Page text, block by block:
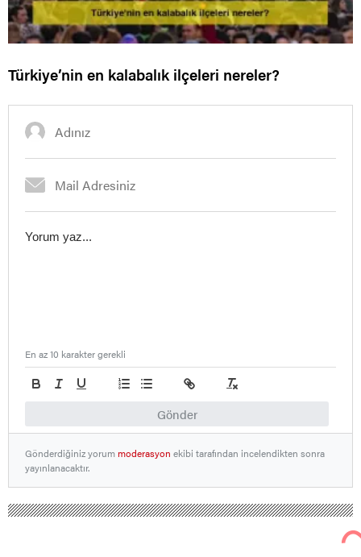
Türkiye’nin en kalabalık ilçeleri nereler?
Gönder
En az 10 karakter gerekli
Gönderdiğiniz yorummoderasyon ekibi tarafından incelendikten sonra
yayınlanacaktır.